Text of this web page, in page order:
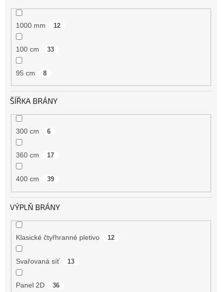
1000 mm 12
100 cm 33
95 cm 8
ŠÍŘKA BRÁNY
300 cm 6
360 cm 17
400 cm 39
VÝPLŇ BRÁNY
Klasické čtyřhranné pletivo 12
Svařovaná síť 13
Panel 2D 36